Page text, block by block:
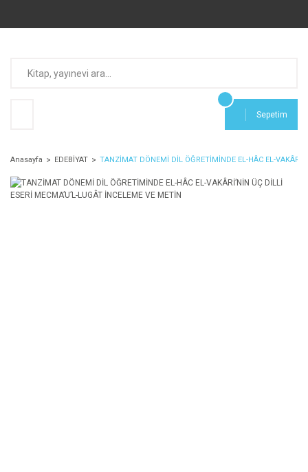
Sepetim
Anasayfa EDEBİYAT TANZİMAT DÖNEMİ DİL ÖĞRETİMİNDE EL-HÂC EL-